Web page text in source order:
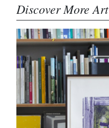
Discover More Art